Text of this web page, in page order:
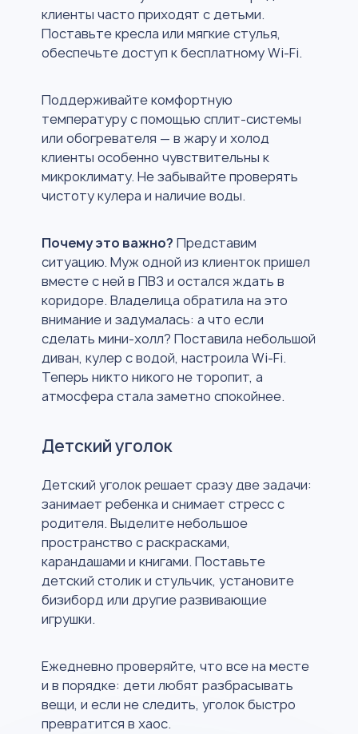
клиенты часто приходят с детьми.
Поставьте кресла или мягкие стулья,
обеспечьте доступ к бесплатному Wi-Fi.
Поддерживайте комфортную
температуру с помощью сплит-системы
или обогревателя — в жару и холод
клиенты особенно чувствительны к
микроклимату. Не забывайте проверять
чистоту кулера и наличие воды.
Почему это важно? Представим
ситуацию. Муж одной из клиенток пришел
вместе с ней в ПВЗ и остался ждать в
коридоре. Владелица обратила на это
внимание и задумалась: а что если
сделать мини-холл? Поставила небольшой
диван, кулер с водой, настроила Wi-Fi.
Теперь никто никого не торопит, а
атмосфера стала заметно спокойнее.
Детский уголок
Детский уголок решает сразу две задачи:
занимает ребенка и снимает стресс с
родителя. Выделите небольшое
пространство с раскрасками,
карандашами и книгами. Поставьте
детский столик и стульчик, установите
бизиборд или другие развивающие
игрушки.
Ежедневно проверяйте, что все на месте
и в порядке: дети любят разбрасывать
вещи, и если не следить, уголок быстро
превратится в хаос.